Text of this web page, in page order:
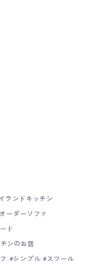
を
仕
作
を
。
ランドキッチン
オーダーソファ
ド
ンのお話
シンプル
スツール